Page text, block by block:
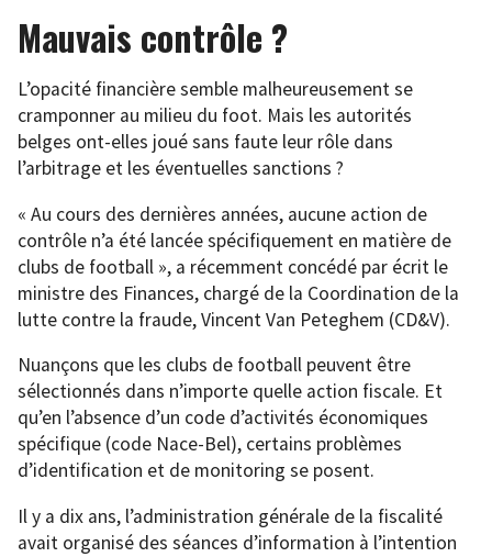
Mauvais contrôle ?
L’opacité financière semble malheureusement se
cramponner au milieu du foot. Mais les autorités
belges ont-elles joué sans faute leur rôle dans
l’arbitrage et les éventuelles sanctions ?
« Au cours des dernières années, aucune action de
contrôle n’a été lancée spécifiquement en matière de
clubs de football », a récemment concédé par écrit le
ministre des Finances, chargé de la Coordination de la
lutte contre la fraude, Vincent Van Peteghem (CD&V).
Nuançons que les clubs de football peuvent être
sélectionnés dans n’importe quelle action fiscale. Et
qu’en l’absence d’un code d’activités économiques
spécifique (code Nace-Bel), certains problèmes
d’identification et de monitoring se posent.
Il y a dix ans, l’administration générale de la fiscalité
avait organisé des séances d’information à l’intention